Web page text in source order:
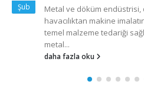
inşaata,
kadar birçok sektörde
Bu endüstrilerde kullanılan
Tem